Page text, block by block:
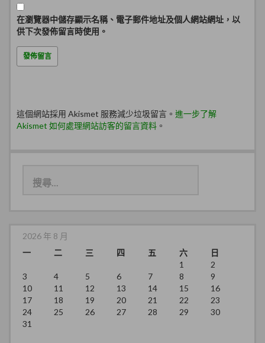
在瀏覽器中儲存顯示名稱、電子郵件地址及個人網站網址，以
供下次發佈留言時使用。
這個網站採用 Akismet 服務減少垃圾留言。 進一步了解
Akismet 如何處理網站訪客的留言資料 。
2026 年 8 月
一
二 三 四 五 六
日
1
2
3
4 5 6 7 8
9
10
11 12 13 14 15
16
17
18 19 20 21 22
23
24
25 26 27 28 29
30
31